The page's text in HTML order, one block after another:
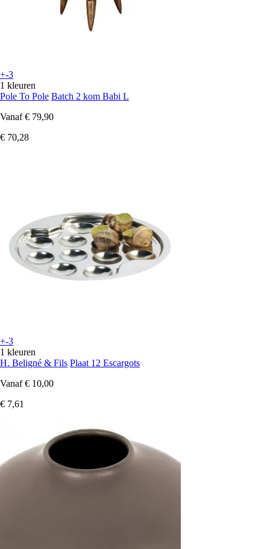
+-3
1 kleuren
Pole To Pole Batch 2 kom Babi L
Vanaf € 79,90
€ 70,28
+-3
1 kleuren
H. Beligné & Fils Plaat 12 Escargots
Vanaf € 10,00
€ 7,61